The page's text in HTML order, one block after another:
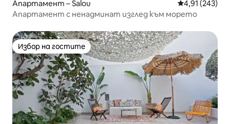
Апартамент – Salou Средна
4,91 (243)
Апартамент с ненадминат изглед към морето
Избор на гостите
Избор на гостите